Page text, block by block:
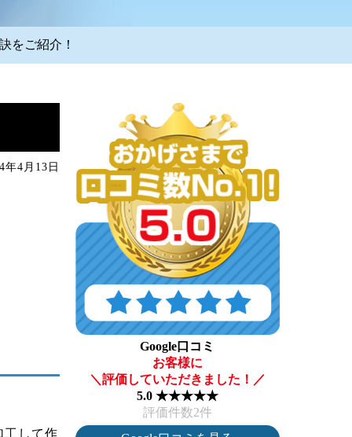
をご紹介！
年4月13日
工して作
Google口コミ
お客様に
＼評価していただきました！／
5.0 ★★★★★
評価件数2件